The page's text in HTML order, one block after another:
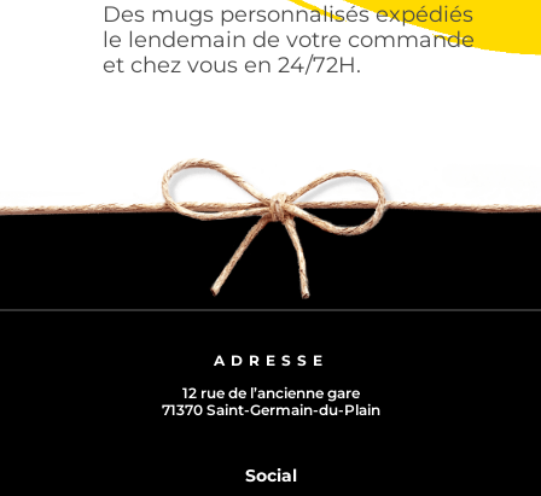
Des mugs personnalisés expédiés
le lendemain de votre commande
et chez vous en 24/72H.
ADRESSE
12 rue de l’ancienne gare
71370 Saint-Germain-du-Plain
Social